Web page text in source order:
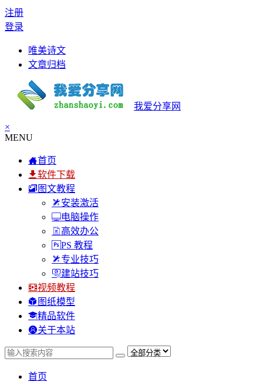
注册
登录
唯美诗文
文章归档
我爱分享网
×
MENU
首页
软件下载
图文教程
安装激活
电脑操作
高效办公
PS 教程
专业技巧
建站技巧
视频教程
图纸模型
精品软件
关于本站
首页